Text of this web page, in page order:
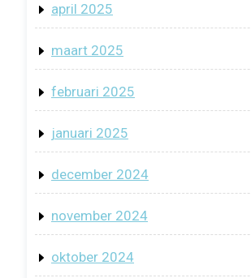
april 2025
maart 2025
februari 2025
januari 2025
december 2024
november 2024
oktober 2024